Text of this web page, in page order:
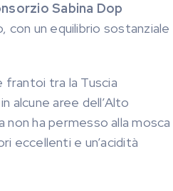
Sabina Dop
con un equilibrio sostanziale
frantoi tra la Tuscia
alcune aree dell’Alto
ha permesso alla mosca
eccellenti e un’acidità